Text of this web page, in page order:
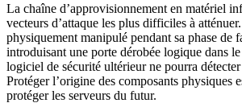
La chaîne d’approvisionnement en matériel
vecteurs d’attaque les plus difficiles à
physiquement manipulé pendant sa phase de
introduisant une porte dérobée logique dans
logiciel de sécurité ultérieur ne pourra
Protéger l’origine des composants physiques
protéger les serveurs du futur.